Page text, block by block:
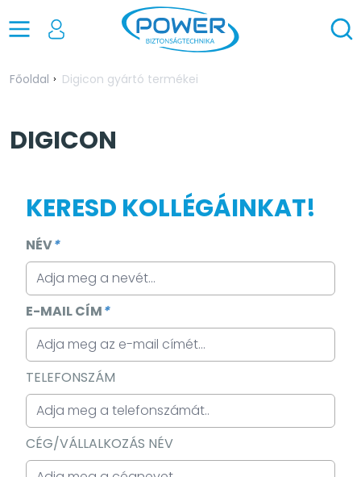
Főoldal Digicon gyártó termékei
DIGICON
KERESD KOLLÉGÁINKAT!
NÉV*
E-MAIL CÍM*
TELEFONSZÁM
CÉG/VÁLLALKOZÁS NÉV